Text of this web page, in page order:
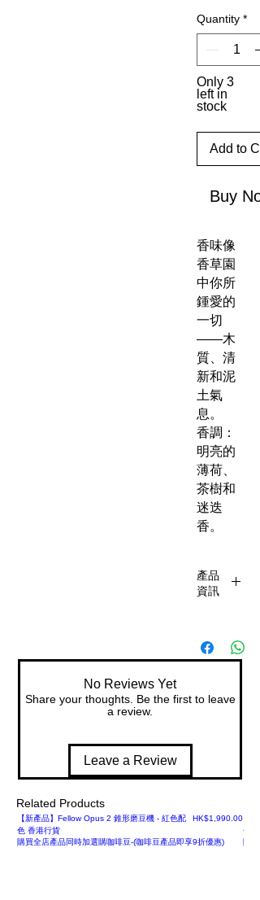
Quantity *
Only 3
left in
stock
Add to
Buy
香味像
香草園
中你所
鍾愛的
一切
——木
質、清
新和泥
土氣
息。
香調：
明亮的
薄荷、
茶樹和
迷迭
香。
產品
資訊
45小時
（天然
份）
No Reviews Yet
Share your thoughts. Be the first to leave
a review.
Leave a Review
Related Products
【新產品】Fellow Opus 2 錐形磨豆機 - 紅色配
色 香港行貨
Price
HK$1,990.00
購買全店產品同時加選購咖啡豆-(咖啡豆產品即享9折優惠)
色
購